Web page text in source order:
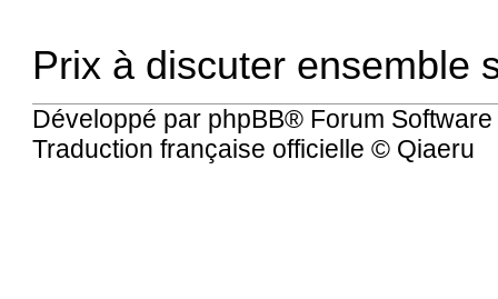
Prix à discuter ensemble
Développé par phpBB® Forum
Traduction française officielle © Qiaeru